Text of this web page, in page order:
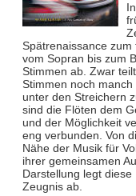
Spätrenaissance
vom Sopran bis zum
Stimmen ab. Zwar
Stimmen noch
unter den Streichern
sind die Flöten dem
und der Möglichkeit
eng verbunden. Von
Nähe der Musik für
ihrer gemeinsamen
Darstellung legt
Zeugnis ab.